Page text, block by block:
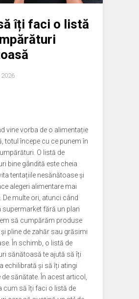
îți faci o listă
vine vorba de o alimentație
totul începe cu ce punem în
O listă de
bine gândită este cheia
tentațiile nesănătoase și
alegeri alimentare mai
De multe ori, atunci când
supermarket fără un plan
să cumpărăm produse
pline de zahăr sau grăsimi
În schimb, o listă de
sănătoasă te ajută să îți
echilibrată și să îți atingi
sănătate. În acest articol,
cum să îți faci o listă de